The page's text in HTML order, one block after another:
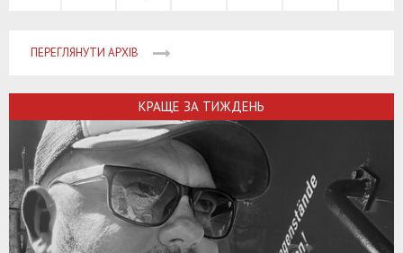
ПЕРЕГЛЯНУТИ АРХІВ
КРАЩЕ ЗА ТИЖДЕНЬ